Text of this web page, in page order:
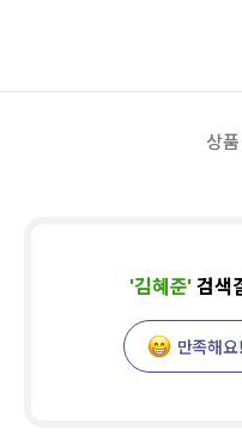
상품
'김혜준' 검색
만족해요!